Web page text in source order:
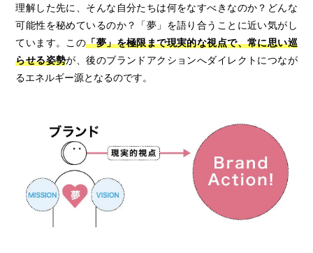
理解した先に、そんな自分たちは何をなすべきなのか？どんな
可能性を秘めているのか？「夢」を語り合うことに近い気がし
ています。この「夢」を極限まで現実的な視点で、常に思い巡
らせる姿勢が、後のブランドアクションへダイレクトにつなが
るエネルギー源となるのです。